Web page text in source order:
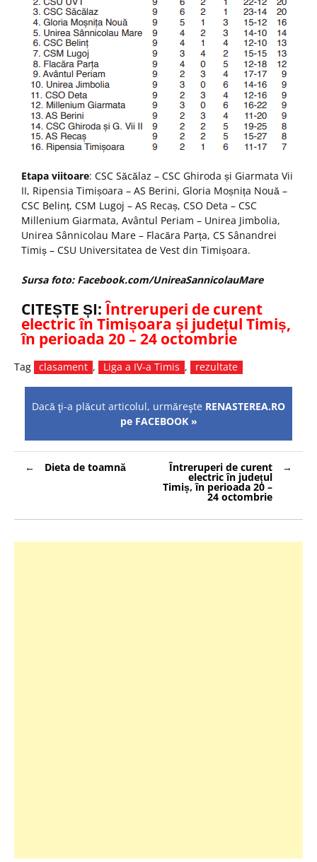
Etapa viitoare: CSC Săcălaz – CSC Ghiroda și Giarmata Vii
II, Ripensia Timișoara – AS Berini, Gloria Moșnița Nouă –
CSC Belinț, CSM Lugoj – AS Recaș, CSO Deta – CSC
Millenium Giarmata, Avântul Periam – Unirea Jimbolia,
Unirea Sânnicolau Mare – Flacăra Parța, CS Sânandrei
Timiș – CSU Universitatea de Vest din Timișoara.
Sursa foto: Facebook.com/UnireaSannicolauMare
CITEȘTE ȘI:Întreruperi de curent
electric în Timișoara și județul Timiș,
în perioada 20 – 24 octombrie
Tag clasament , Liga a IV-a Timis , rezultate
Dacă ţi-a plăcut articolul, urmăreşte RENASTEREA.RO
pe FACEBOOK »
Navigare
în Dieta de toamnă Întreruperi de curent
electric în județul
Timiș, în perioada 20 –
24 octombrie